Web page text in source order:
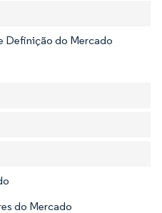
Definição do Mercado
do Mercado